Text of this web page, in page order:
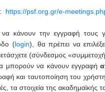
https://psf.org.gr/e-
κάνουν την εγγραφή τους
(login), θα πρέπει να
(σύνδεσμος
μπορούν να κάνουν εγγραφή
και ταυτοποίηση του
τα στοιχεία της ακαδημαϊκής